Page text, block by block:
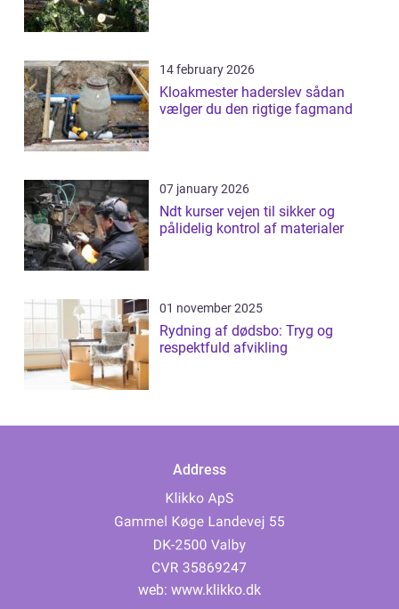
14 february 2026
Kloakmester haderslev sådan
vælger du den rigtige fagmand
07 january 2026
Ndt kurser vejen til sikker og
pålidelig kontrol af materialer
01 november 2025
Rydning af dødsbo: Tryg og
respektfuld afvikling
Address
web: www.klikko.dk